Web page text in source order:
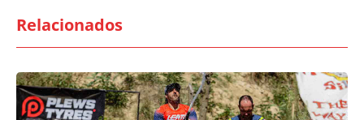
Relacionados